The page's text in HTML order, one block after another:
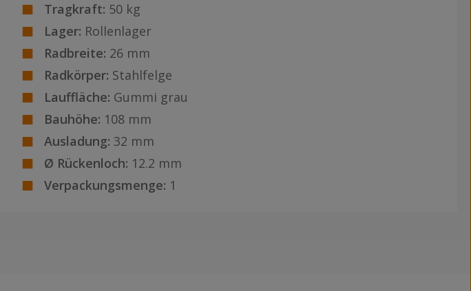
Tragkraft: 50 kg
Lager: Rollenlager
Radbreite: 26 mm
Radkörper: Stahlfelge
Lauffläche: Gummi grau
Bauhöhe: 108 mm
Ausladung: 32 mm
Ø Rückenloch: 12.2 mm
Verpackungsmenge: 1